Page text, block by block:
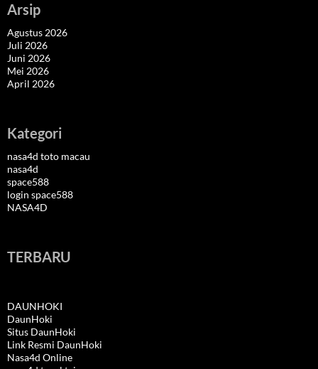
Arsip
Agustus 2026
Juli 2026
Juni 2026
Mei 2026
April 2026
Kategori
nasa4d toto macau
nasa4d
space588
login space588
NASA4D
TERBARU
DAUNHOKI
DaunHoki
Situs DaunHoki
Link Resmi DaunHoki
Nasa4d Online